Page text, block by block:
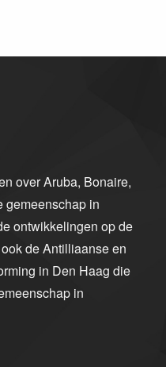
over Aruba, Bonaire,
gemeenschap in
ontwikkelingen op de
de Antilliaanse en
in Den Haag die
in